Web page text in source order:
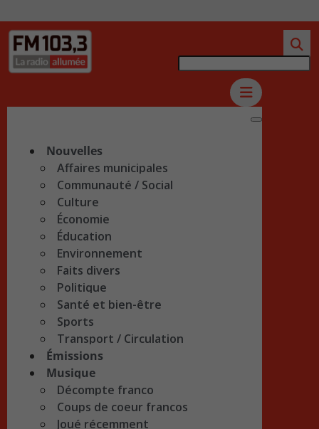
Nouvelles
Affaires municipales
Communauté / Social
Culture
Économie
Éducation
Environnement
Faits divers
Politique
Santé et bien-être
Sports
Transport / Circulation
Émissions
Musique
Décompte franco
Coups de coeur francos
Joué récemment